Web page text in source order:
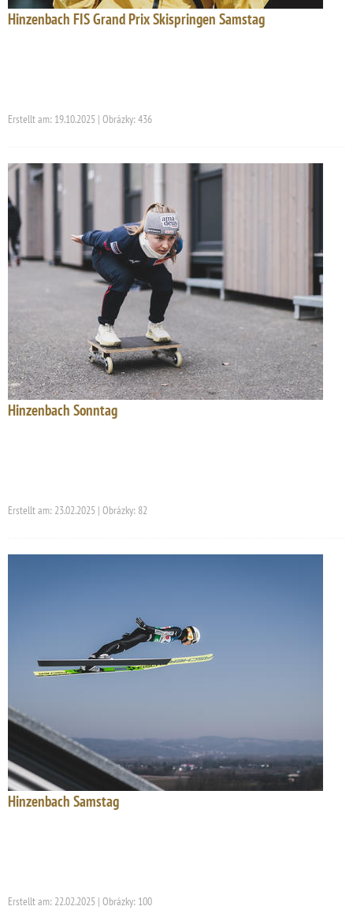
Hinzenbach FIS Grand Prix Skispringen Samstag
Erstellt am: 19.10.2025 | Obrázky: 436
Hinzenbach Sonntag
Erstellt am: 23.02.2025 | Obrázky: 82
Hinzenbach Samstag
Erstellt am: 22.02.2025 | Obrázky: 100